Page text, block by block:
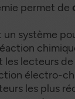
permet de
un système
les lecteurs
électro-
les plus